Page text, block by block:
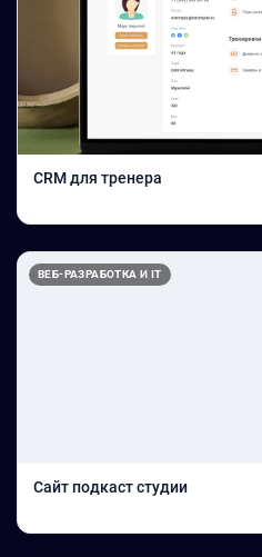
CRM для тренера
ВЕБ-РАЗРАБОТКА И IT
Сайт подкаст студии